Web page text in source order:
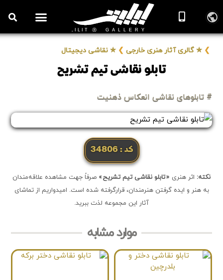
❯ ✮ گالری آثار هنری خارجی ❯ ✮ نقاشی دیجیتال
تابلو نقاشی تیم تشریح
# تابلوهای نقاشی انعکاس ذهنیت
کد: 34806
نکته: اثر هنری «تابلو نقاشی تیم تشریح» صرفاً جهت مشاهده علاقه‌مندان
به هنر و ایده گرفتن هنرمندان، قرارگرفته شده است. امیدواریم از تماشای
آثار این مجموعه لذت ببرید.
موارد مشابه